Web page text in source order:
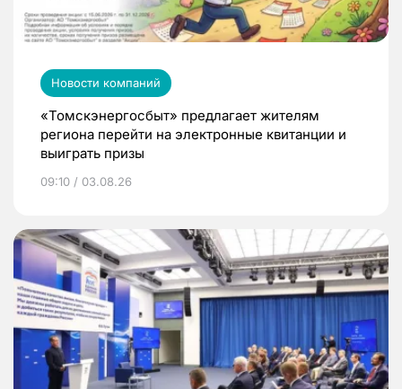
Новости компаний
«Томскэнергосбыт» предлагает жителям
региона перейти на электронные квитанции и
выиграть призы
09:10 / 03.08.26